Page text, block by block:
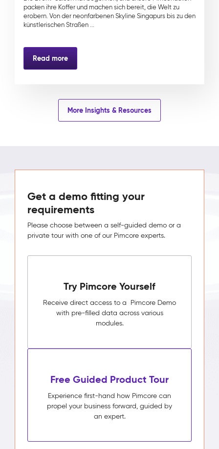
packen ihre Koffer und machen sich bereit, die Welt zu
erobern. Von der neonfarbenen Skyline Singapurs bis zu den
künstlerischen Straßen ...
Read more
More Insights & Resources
Get a demo fitting your
requirements
Please choose between a self-guided demo or a
private tour with one of our Pimcore experts.
Try Pimcore Yourself
Receive direct access to a Pimcore Demo
with pre-filled data across various
modules.
Free Guided Product Tour
Experience first-hand how Pimcore can
propel your business forward, guided by
an expert.